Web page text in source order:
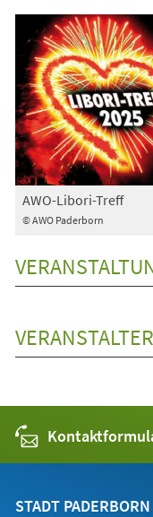
© AWO Paderborn
AWO-Libori-Treff
VERANSTALTER
STADT PADERBORN